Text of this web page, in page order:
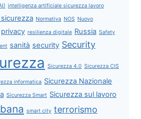
intelligenza artificiale sicurezza lavoro
Normativa NOS Nuovo
privacy resilienza digitale Russia Safety
sanità security Security
Sicurezza 4.0 Sicurezza CIS
informatica Sicurezza Nazionale
Sicurezza Smart Sicurezza sul lavoro
smart city terrorismo